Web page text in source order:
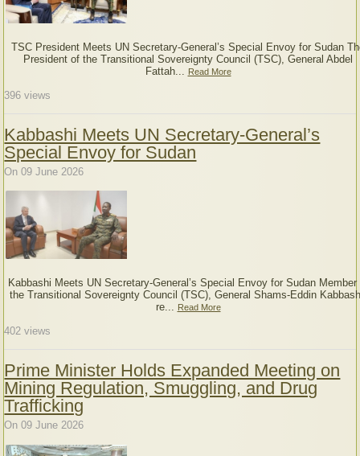
TSC President Meets UN Secretary-General’s Special Envoy for Sudan
President of the Transitional Sovereignty Council (TSC), General Abdel
Fattah...
Read More
396 views
Kabbashi Meets UN Secretary-General’s
Special Envoy for Sudan
On 09 June 2026
Kabbashi Meets UN Secretary-General’s Special Envoy for Sudan Member
the Transitional Sovereignty Council (TSC), General Shams-Eddin
re...
Read More
402 views
Prime Minister Holds Expanded Meeting on
Mining Regulation, Smuggling, and Drug
Trafficking
On 09 June 2026